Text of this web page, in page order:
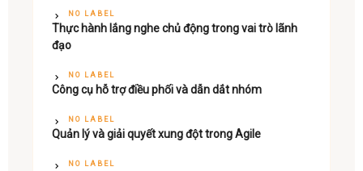
NO LABEL
Thực hành lắng nghe chủ động trong vai trò lãnh
đạo
NO LABEL
Công cụ hỗ trợ điều phối và dẫn dắt nhóm
NO LABEL
Quản lý và giải quyết xung đột trong Agile
NO LABEL